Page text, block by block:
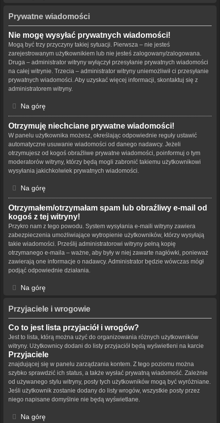
Prywatne wiadomości
Nie mogę wysyłać prywatnych wiadomości!
Mogą być trzy przyczyny takiej sytuacji. Pierwsza – nie jesteś
zarejestrowanym użytkownikiem lub nie jesteś zalogowany/zalogowana.
Druga – administrator witryny wyłączył przesyłanie prywatnych wiadomości
na całej witrynie. Trzecia – administrator witryny uniemożliwił ci przesyłanie
prywatnych wiadomości. Aby uzyskać więcej informacji, skontaktuj się z
administratorem witryny.
Na górę
Otrzymuję niechciane prywatne wiadomości!
W panelu użytkownika możesz, określając odpowiednie reguły ustawić
automatyczne usuwanie wiadomości od danego nadawcy. Jeżeli
otrzymujesz od kogoś obraźliwe prywatne wiadomości, poinformuj o tym
moderatorów witryny, którzy będą mogli zabronić takiemu użytkownikowi
wysyłania jakichkolwiek prywatnych wiadomości.
Na górę
Otrzymałem/otrzymałam spam lub obraźliwy e-mail od
kogoś z tej witryny!
Przykro nam z tego powodu. System wysyłania e-maili witryny zawiera
zabezpieczenia umożliwiające wytropienie użytkowników, którzy wysyłają
takie wiadomości. Prześlij administratorowi witryny pełną kopię
otrzymanego e-maila – ważne, aby były w niej zawarte nagłówki, ponieważ
zawierają one informacje o nadawcy. Administrator będzie wówczas mógł
podjąć odpowiednie działania.
Na górę
Przyjaciele i wrogowie
Co to jest lista przyjaciół i wrogów?
Jest to lista, którą można użyć do organizowania różnych użytkowników
witryny. Użytkownicy dodani do listy przyjaciół będą wyświetleni na karcie
Przyjaciele
znajdującej się w panelu zarządzania kontem. Z tego poziomu można
szybko sprawdzić ich status, a także wysłać prywatną wiadomość. Zależnie
od używanego stylu witryny, posty tych użytkowników mogą być wyróżniane.
Jeśli użytkownik zostanie dodany do listy wrogów, wszystkie posty przez
niego napisane domyślnie nie będą wyświetlane.
Na górę